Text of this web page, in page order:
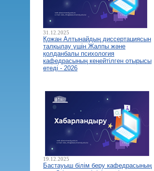
31.12.2025
Қожан Алтынайдың диссертациясын
талқылау үшін Жалпы және
қолданбалы психология
кафедрасының кеңейтілген отырысы
өтеді - 2026
19.12.2025
Бастауыш білім беру кафедрасының